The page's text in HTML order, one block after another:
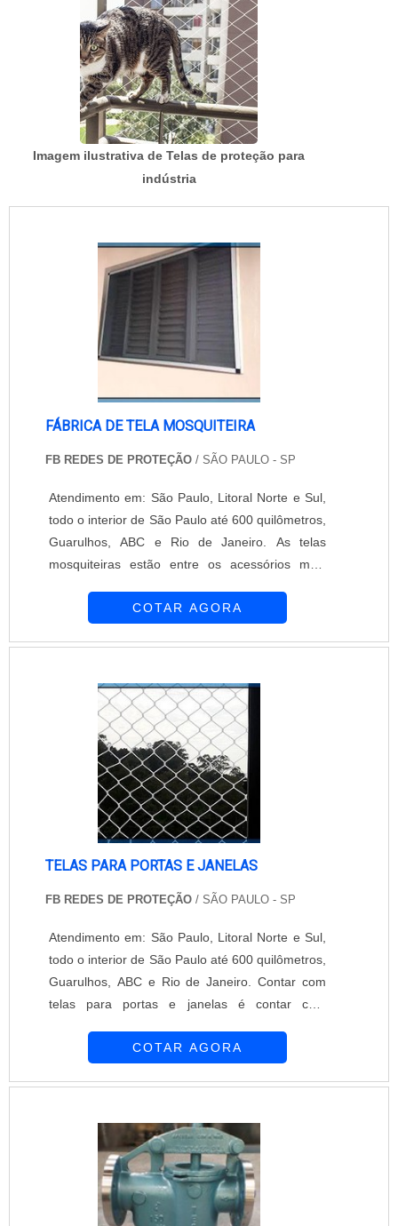
Imagem ilustrativa de Telas de proteção para
indústria
FÁBRICA DE TELA MOSQUITEIRA
FB REDES DE PROTEÇÃO / SÃO PAULO - SP
Atendimento em: São Paulo, Litoral Norte e Sul,
todo o interior de São Paulo até 600 quilômetros,
Guarulhos, ABC e Rio de Janeiro. As telas
mosquiteiras estão entre os acessórios mais
instalado em portas e em janelas, este acessório
O item contribui diretamente c....
COTAR AGORA
TELAS PARA PORTAS E JANELAS
FB REDES DE PROTEÇÃO / SÃO PAULO - SP
Atendimento em: São Paulo, Litoral Norte e Sul,
todo o interior de São Paulo até 600 quilômetros,
Guarulhos, ABC e Rio de Janeiro. Contar com
telas para portas e janelas é contar com
porque estes acessórios proporcionam total
prevenir – de maneira natural – que mosquitos
COTAR AGORA